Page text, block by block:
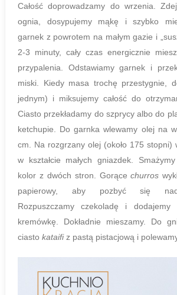
Całość doprowadzamy do wrzenia.
ognia, dosypujemy mąkę i szybko
garnek z powrotem na małym gazie i
2-3 minuty, cały czas energicznie
przypalenia. Odstawiamy garnek i
miski. Kiedy masa trochę przestygnie,
jednym) i miksujemy całość do
Ciasto przekładamy do szprycy albo do
ketchupie. Do garnka wlewamy olej na
cm. Na rozgrzany olej (około 175 stopni)
w kształcie małych gniazdek.
kolor z dwóch stron. Gorącechurros
papierowy, aby pozbyć się
Rozpuszczamy czekoladę i
kremówkę. Dokładnie mieszamy. Do
ciasto kataifiz pastą pistacjową i